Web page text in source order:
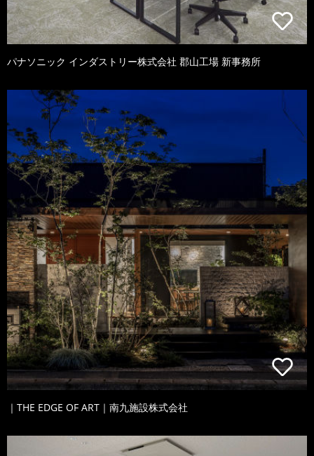
パナソニック インダストリー株式会社 郡山工場 新事務所
｜THE EDGE OF ART｜南九施設株式会社